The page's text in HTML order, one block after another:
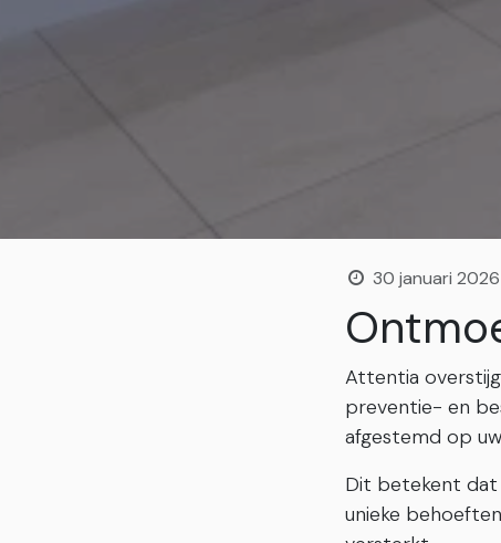
30 januari 2026
Attentia
preventie- en
afgestemd op
Dit betekent dat
unieke